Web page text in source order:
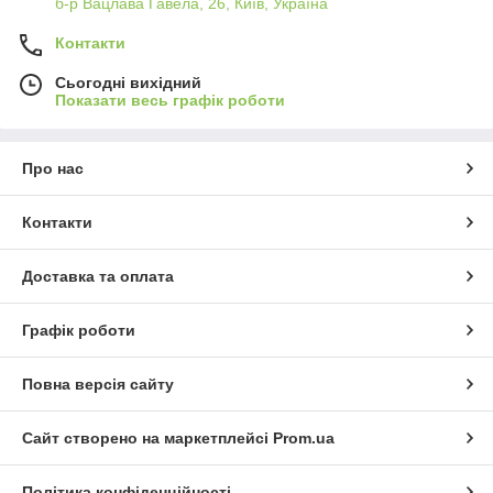
б-р Вацлава Гавела, 26, Київ, Україна
Контакти
Сьогодні вихідний
Показати весь графік роботи
Про нас
Контакти
Доставка та оплата
Графік роботи
Повна версія сайту
Сайт створено на маркетплейсі Prom.ua